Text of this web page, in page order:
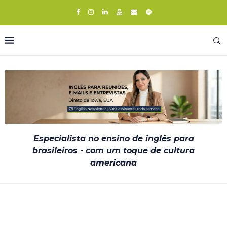
Especialista no ensino de inglês para
brasileiros - com um toque de cultura
americana